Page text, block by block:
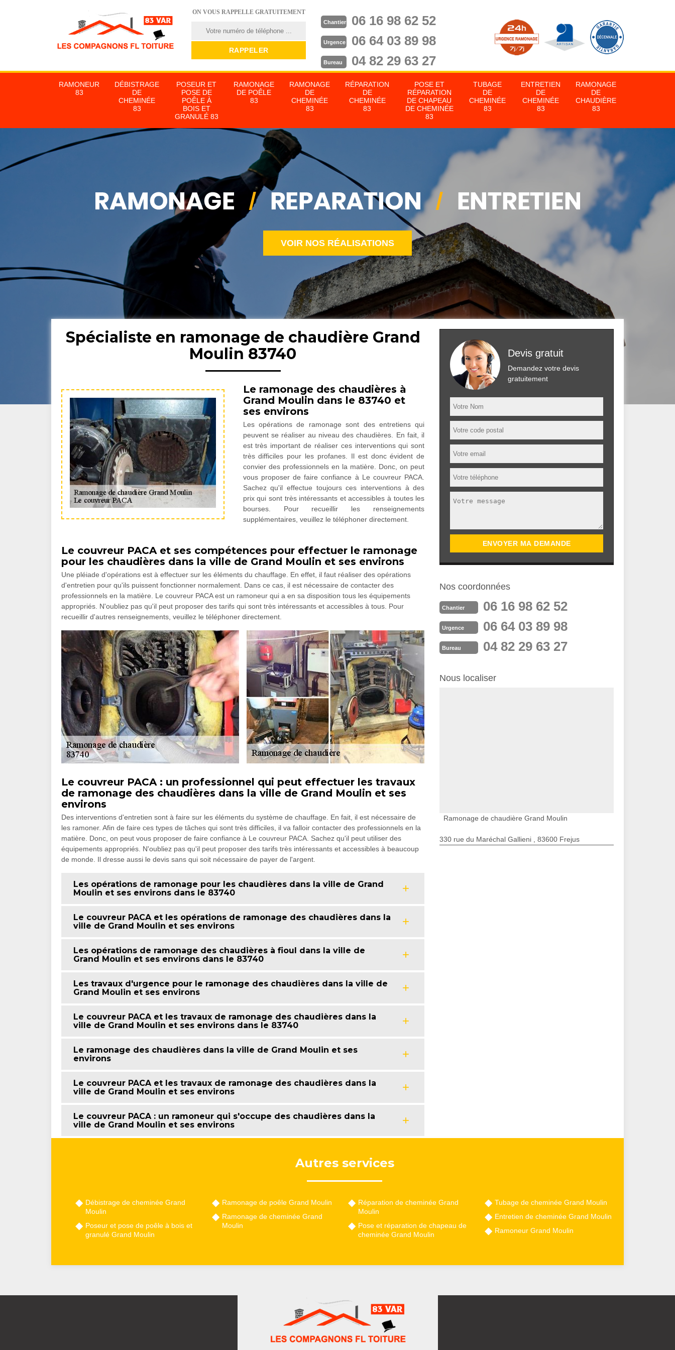
ON VOUS RAPPELLE GRATUITEMENT
Chantier 06 16 98 62 52
Urgence 06 64 03 89 98
Bureau 04 82 29 63 27
RAMONEUR
83
DÉBISTRAGE
DE
CHEMINÉE
83
POSEUR ET
POSE DE
POÊLE À
BOIS ET
GRANULÉ 83
RAMONAGE
DE POÊLE
83
RAMONAGE
DE
CHEMINÉE
83
RÉPARATION
DE
CHEMINÉE
83
POSE ET
RÉPARATION
DE CHAPEAU
DE CHEMINÉE
83
TUBAGE
DE
CHEMINÉE
83
ENTRETIEN
DE
CHEMINÉE
83
RAMONAGE
DE
CHAUDIÈRE
83
VOIR NOS RÉALISATIONS
Spécialiste en ramonage de chaudière Grand
Moulin 83740
Le ramonage des chaudières à
Grand Moulin dans le 83740 et
ses environs
Les opérations de ramonage sont des entretiens qui
peuvent se réaliser au niveau des chaudières. En fait, il
est très important de réaliser ces interventions qui sont
très difficiles pour les profanes. Il est donc évident de
convier des professionnels en la matière. Donc, on peut
vous proposer de faire confiance à Le couvreur PACA.
Sachez qu'il effectue toujours ces interventions à des
prix qui sont très intéressants et accessibles à toutes les
bourses. Pour recueillir les renseignements
supplémentaires, veuillez le téléphoner directement.
Le couvreur PACA et ses compétences pour effectuer le ramonage
pour les chaudières dans la ville de Grand Moulin et ses environs
Une pléiade d'opérations est à effectuer sur les éléments du chauffage. En effet, il faut réaliser des opérations
d'entretien pour qu'ils puissent fonctionner normalement. Dans ce cas, il est nécessaire de contacter des
professionnels en la matière. Le couvreur PACA est un ramoneur qui a en sa disposition tous les équipements
appropriés. N'oubliez pas qu'il peut proposer des tarifs qui sont très intéressants et accessibles à tous. Pour
recueillir d'autres renseignements, veuillez le téléphoner directement.
Le couvreur PACA : un professionnel qui peut effectuer les travaux
de ramonage des chaudières dans la ville de Grand Moulin et ses
environs
Des interventions d'entretien sont à faire sur les éléments du système de chauffage. En fait, il est nécessaire de
les ramoner. Afin de faire ces types de tâches qui sont très difficiles, il va falloir contacter des professionnels en la
matière. Donc, on peut vous proposer de faire confiance à Le couvreur PACA. Sachez qu'il peut utiliser des
équipements appropriés. N'oubliez pas qu'il peut proposer des tarifs très intéressants et accessibles à beaucoup
de monde. Il dresse aussi le devis sans qui soit nécessaire de payer de l'argent.
Les opérations de ramonage pour les chaudières dans la ville de Grand
Moulin et ses environs dans le 83740
Le couvreur PACA et les opérations de ramonage des chaudières dans la
ville de Grand Moulin et ses environs
Les opérations de ramonage des chaudières à fioul dans la ville de
Grand Moulin et ses environs dans le 83740
Les travaux d'urgence pour le ramonage des chaudières dans la ville de
Grand Moulin et ses environs
Le couvreur PACA et les travaux de ramonage des chaudières dans la
ville de Grand Moulin et ses environs dans le 83740
Le ramonage des chaudières dans la ville de Grand Moulin et ses
environs
Le couvreur PACA et les travaux de ramonage des chaudières dans la
ville de Grand Moulin et ses environs
Le couvreur PACA : un ramoneur qui s'occupe des chaudières dans la
ville de Grand Moulin et ses environs
Devis gratuit
Demandez votre devis
gratuitement
Nos coordonnées
Chantier 06 16 98 62 52
Urgence 06 64 03 89 98
Bureau 04 82 29 63 27
Nous localiser
Ramonage de chaudière Grand Moulin
330 rue du Maréchal Gallieni , 83600 Frejus
Autres services
Débistrage de cheminée Grand
Moulin
Poseur et pose de poêle à bois et
granulé Grand Moulin
Ramonage de poêle Grand Moulin
Ramonage de cheminée Grand
Moulin
Réparation de cheminée Grand
Moulin
Pose et réparation de chapeau de
cheminée Grand Moulin
Tubage de cheminée Grand Moulin
Entretien de cheminée Grand Moulin
Ramoneur Grand Moulin